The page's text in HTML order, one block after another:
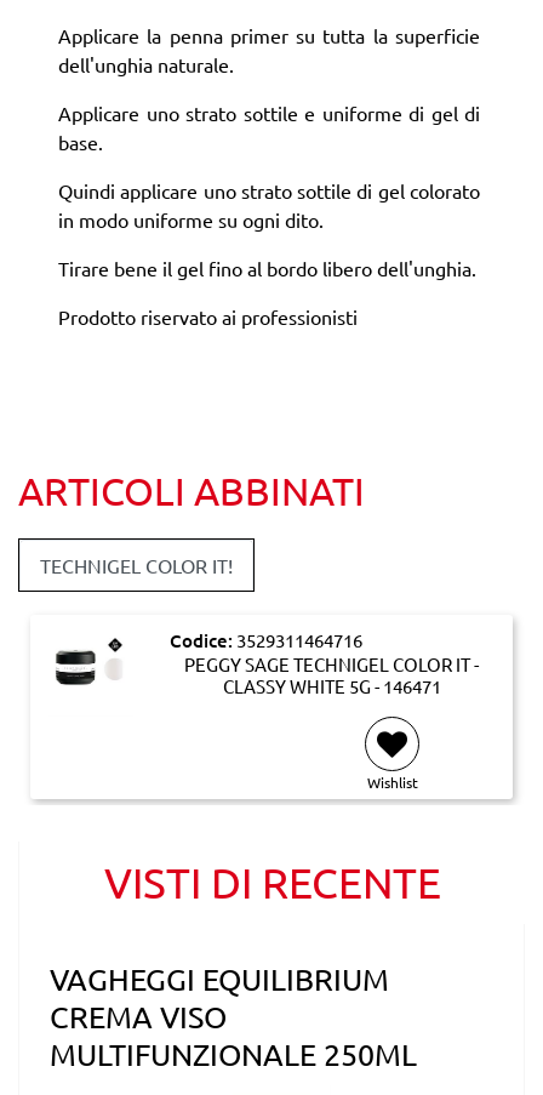
Applicare la penna primer su tutta la superficie
dell'unghia naturale.
Applicare uno strato sottile e uniforme di gel di
base.
Quindi applicare uno strato sottile di gel colorato
in modo uniforme su ogni dito.
Tirare bene il gel fino al bordo libero dell'unghia.
Prodotto riservato ai professionisti
ARTICOLI ABBINATI
TECHNIGEL COLOR IT!
Codice: 3529311464716
PEGGY SAGE TECHNIGEL COLOR IT -
CLASSY WHITE 5G - 146471
Wishlist
VISTI DI RECENTE
VAGHEGGI EQUILIBRIUM
CREMA VISO
MULTIFUNZIONALE 250ML